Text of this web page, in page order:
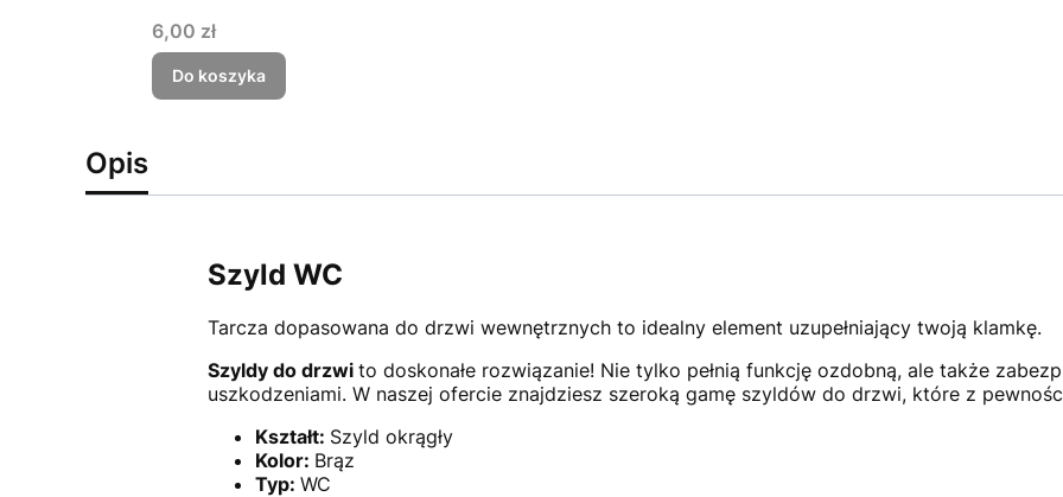
Cena
6,00 zł
Do koszyka
Opis
Szyld WC
Tarcza dopasowana do drzwi wewnętrznych to idealny element uzupełniający twoją klamkę.
Szyldy do drzwi to doskonałe rozwiązanie! Nie tylko pełnią funkcję ozdobną, ale także
uszkodzeniami. W naszej ofercie znajdziesz szeroką gamę szyldów do drzwi, które z
Kształt: Szyld okrągły
Kolor: Brąz
Typ: WC